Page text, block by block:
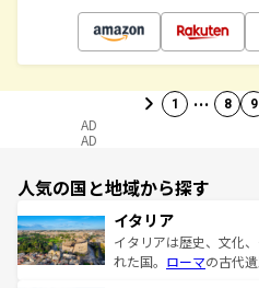
1 … 8 9
AD
AD
人気の国と地域から探す
イタリア
イタリアは歴史、文化
れた国。 ローマの古代